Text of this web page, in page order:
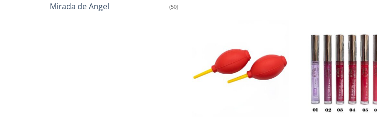
Mirada de Angel (50)